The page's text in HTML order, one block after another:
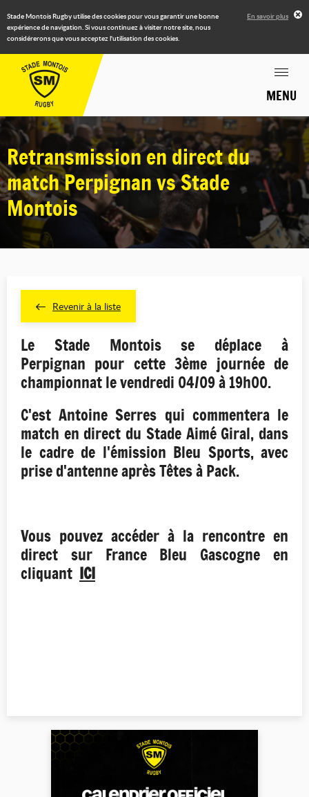
Stade Montois Rugby utilise des cookies pour vous garantir une bonne
expérience de navigation. Si vous continuez à visiter notre site, nous
considérerons que vous acceptez l'utilisation des cookies.
En savoir plus
MENU
Retransmission en direct du
match Perpignan vs Stade
Montois
Revenir à la liste
Le Stade Montois se déplace à
Perpignan pour cette 3ème journée de
championnat le vendredi 04/09 à 19h00.
C'est Antoine Serres qui commentera le
match en direct du Stade Aimé Giral, dans
le cadre de l'émission Bleu Sports, avec
prise d'antenne après Têtes à Pack.
Vous pouvez accéder à la rencontre en
direct sur France Bleu Gascogne en
cliquant ICI